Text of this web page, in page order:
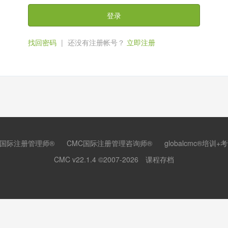
登录
找回密码 | 还没有注册帐号？ 立即注册
际注册管理师® CMC国际注册管理咨询师®
globalcmc®培训+
CMC v22.1.4 ©2007-2026 课程存档